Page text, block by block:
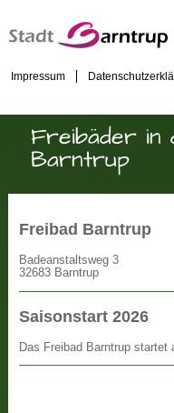
Impressum
Freibäder in
Barntrup
Freibad Barntrup
Badeanstaltsweg 3
32683 Barntrup
Saisonstart 2026
Das Freibad Barntrup startet